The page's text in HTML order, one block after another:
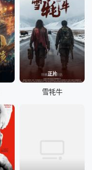
正片
雪牦牛